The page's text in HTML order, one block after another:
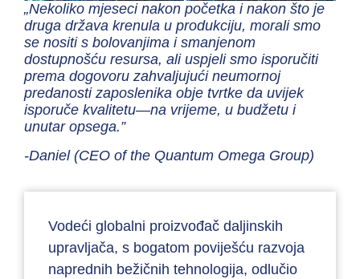
Vodeći globalni proizvođač daljinskih
upravljača, s bogatom poviješću razvoja
naprednih bežičnih tehnologija, odlučio
„Nekoliko mjeseci nakon početka i nakon što je
druga država krenula u produkciju, morali smo
se nositi s bolovanjima i smanjenom
dostupnošću resursa, ali uspjeli smo isporučiti
prema dogovoru zahvaljujući neumornoj
predanosti zaposlenika obje tvrtke da uvijek
isporuče kvalitetu—na vrijeme, u budžetu i
unutar opsega.”
-Daniel (CEO of the Quantum Omega Group)